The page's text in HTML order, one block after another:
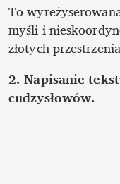
To
myśli i
złotych
2. Napisanie
cudzysłowów.